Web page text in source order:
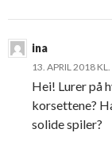
ina
13. APRIL 2018
Hei! Lurer på
korsettene?
solide spiler?